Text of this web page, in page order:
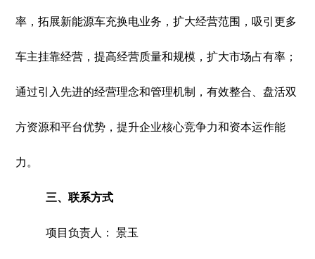
率，拓展新能源车充换电业务，扩大经营范围，吸引更多
车主挂靠经营，提高经营质量和规模，扩大市场占有率；
通过引入先进的经营理念和管理机制，有效整合、盘活双
方资源和平台优势，提升企业核心竞争力和资本运作能
力。
三、联系方式
项目负责人： 景玉